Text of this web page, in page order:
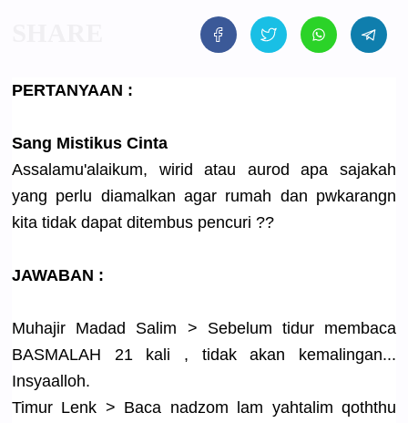
PERTANYAAN :
Sang Mistikus Cinta
Assalamu'alaikum, wirid atau aurod apa sajakah
yang perlu diamalkan agar rumah dan pwkarangn
kita tidak dapat ditembus pencuri ??
JAWABAN :
Muhajir Madad Salim > Sebelum tidur membaca
BASMALAH 21 kali , tidak akan kemalingan...
Insyaalloh.
Timur Lenk > Baca nadzom lam yahtalim qoththu